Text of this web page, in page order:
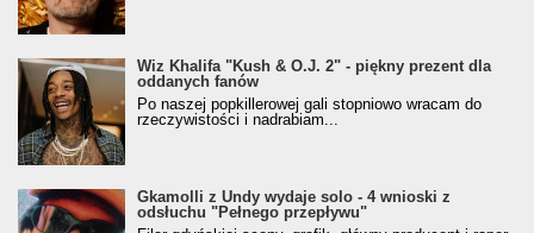
Wiz Khalifa "Kush & O.J. 2" - piękny prezent dla
oddanych fanów
Po naszej popkillerowej gali stopniowo wracam do
rzeczywistości i nadrabiam...
Gkamolli z Undy wydaje solo - 4 wnioski z
odsłuchu "Pełnego przepływu"